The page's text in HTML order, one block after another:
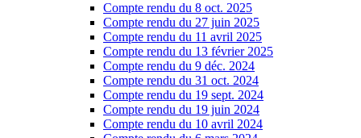
Compte rendu du 8 oct. 2025
Compte rendu du 27 juin 2025
Compte rendu du 11 avril 2025
Compte rendu du 13 février 2025
Compte rendu du 9 déc. 2024
Compte rendu du 31 oct. 2024
Compte rendu du 19 sept. 2024
Compte rendu du 19 juin 2024
Compte rendu du 10 avril 2024